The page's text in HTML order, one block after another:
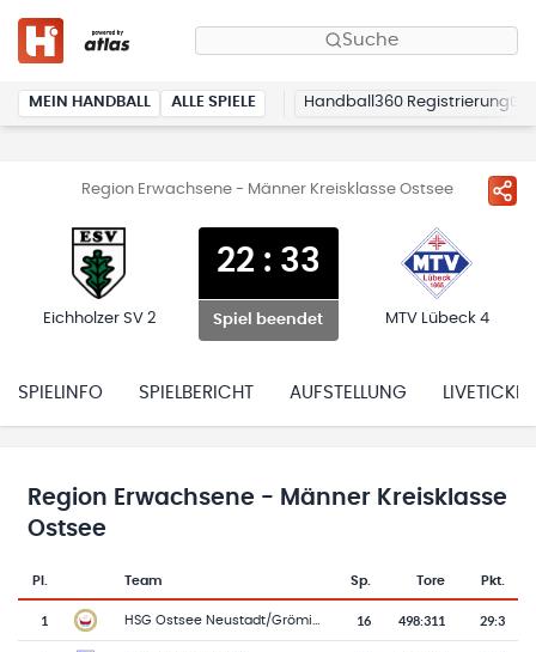
Suche
MEIN HANDBALL ALLE SPIELE Handball360 Registrierung
Region Erwachsene - Männer Kreisklasse Ostsee
Eichholzer SV 2
22: 33
Spiel beendet MTV Lübeck 4
SPIELINFO SPIELBERICHT AUFSTELLUNG LIVETICKER
Region Erwachsene - Männer Kreisklasse
Ostsee
Tabelle mit Vereinsplatzierungen, Spielen, Toren und Punkten
Pl.
Team-Logo
Team Sp. Tore Pkt.
1 HSG Ostsee Neustadt/Grömitz 3 16 498:311 29:3